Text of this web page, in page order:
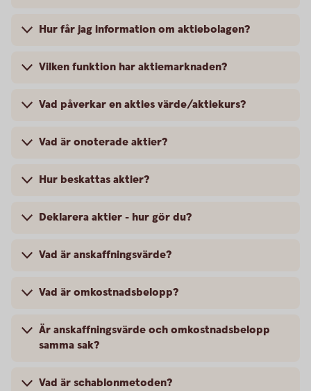
Hur får jag information om aktiebolagen?
Vilken funktion har aktiemarknaden?
Vad påverkar en akties värde/aktiekurs?
Vad är onoterade aktier?
Hur beskattas aktier?
Deklarera aktier - hur gör du?
Vad är anskaffningsvärde?
Vad är omkostnadsbelopp?
Är anskaffningsvärde och omkostnadsbelopp
samma sak?
Vad är schablonmetoden?